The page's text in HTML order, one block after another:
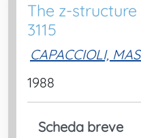
The z-
3115
CAPACCIOLI,
1988
Scheda breve